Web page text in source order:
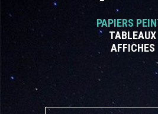
PAPIERS
TABLEAUX
AFFICHES